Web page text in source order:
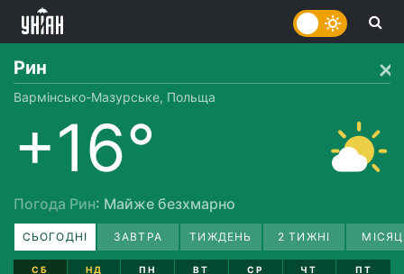
Рин
Вармінсько-Мазурське, Польща
+16°
Погода Рин: Майже безхмарно
СЬОГОДНІ ЗАВТРА ТИЖДЕНЬ 2 ТИЖНІ
СБ
НД
ПН
ВТ
СР
ЧТ
ПТ